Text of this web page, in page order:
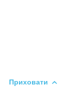
Приховати